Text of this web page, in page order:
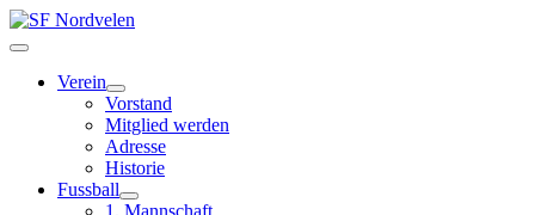
Verein
Vorstand
Mitglied werden
Adresse
Historie
Fussball
1. Mannschaft